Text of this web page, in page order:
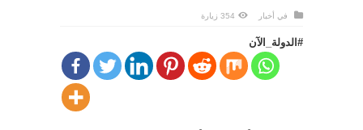
في أخبار 354 زيارة
#الدولة_الآن